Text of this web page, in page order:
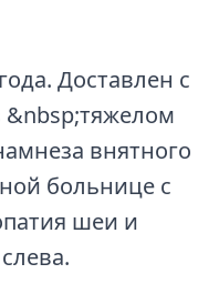
Доставлен с
&nbsp;тяжелом
внятного
больнице с
шеи и